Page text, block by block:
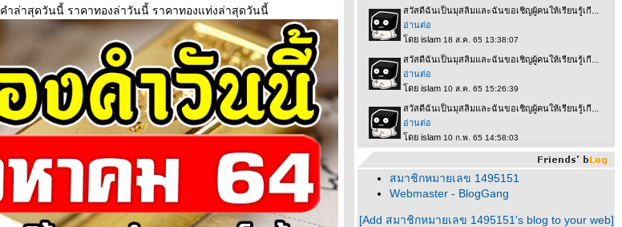
ำล่าสุดวันนี้ ราคาทองล่าวันนี้ ราคาทองแท่งล่าสุดวันนี้
สมาชิกหมายเลข 1495151
Webmaster - BlogGang
[Add สมาชิกหมายเลข 1495151's blog to your web]